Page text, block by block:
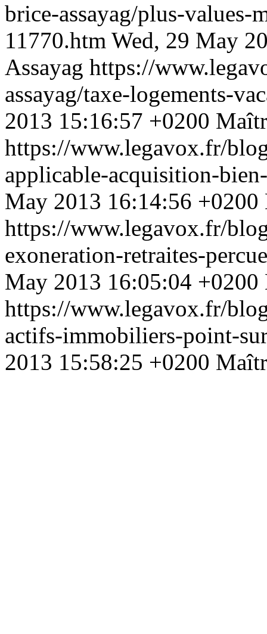
brice-assayag/plus-values-
11770.htm Wed, 29 May
Assayag https://
assayag/taxe-logements-
2013 15:16:57 +0200
https://www.legavox.fr/
applicable-acquisition-
May 2013 16:14:56 +0200
https://www.legavox.fr/
exoneration-retraites-
May 2013 16:05:04 +0200
https://www.legavox.fr/
actifs-immobiliers-point-
2013 15:58:25 +0200